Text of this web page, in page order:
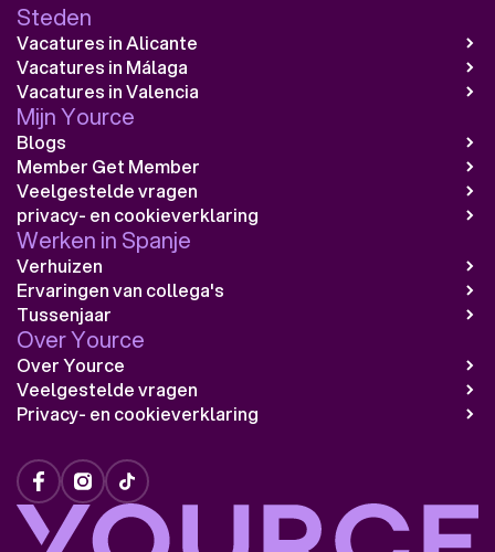
Steden
Vacatures in Alicante
Vacatures in Málaga
Vacatures in Valencia
Mijn Yource
Blogs
Member Get Member
Veelgestelde vragen
privacy- en cookieverklaring
Werken in Spanje
Verhuizen
Ervaringen van collega's
Tussenjaar
Over Yource
Over Yource
Veelgestelde vragen
Privacy- en cookieverklaring